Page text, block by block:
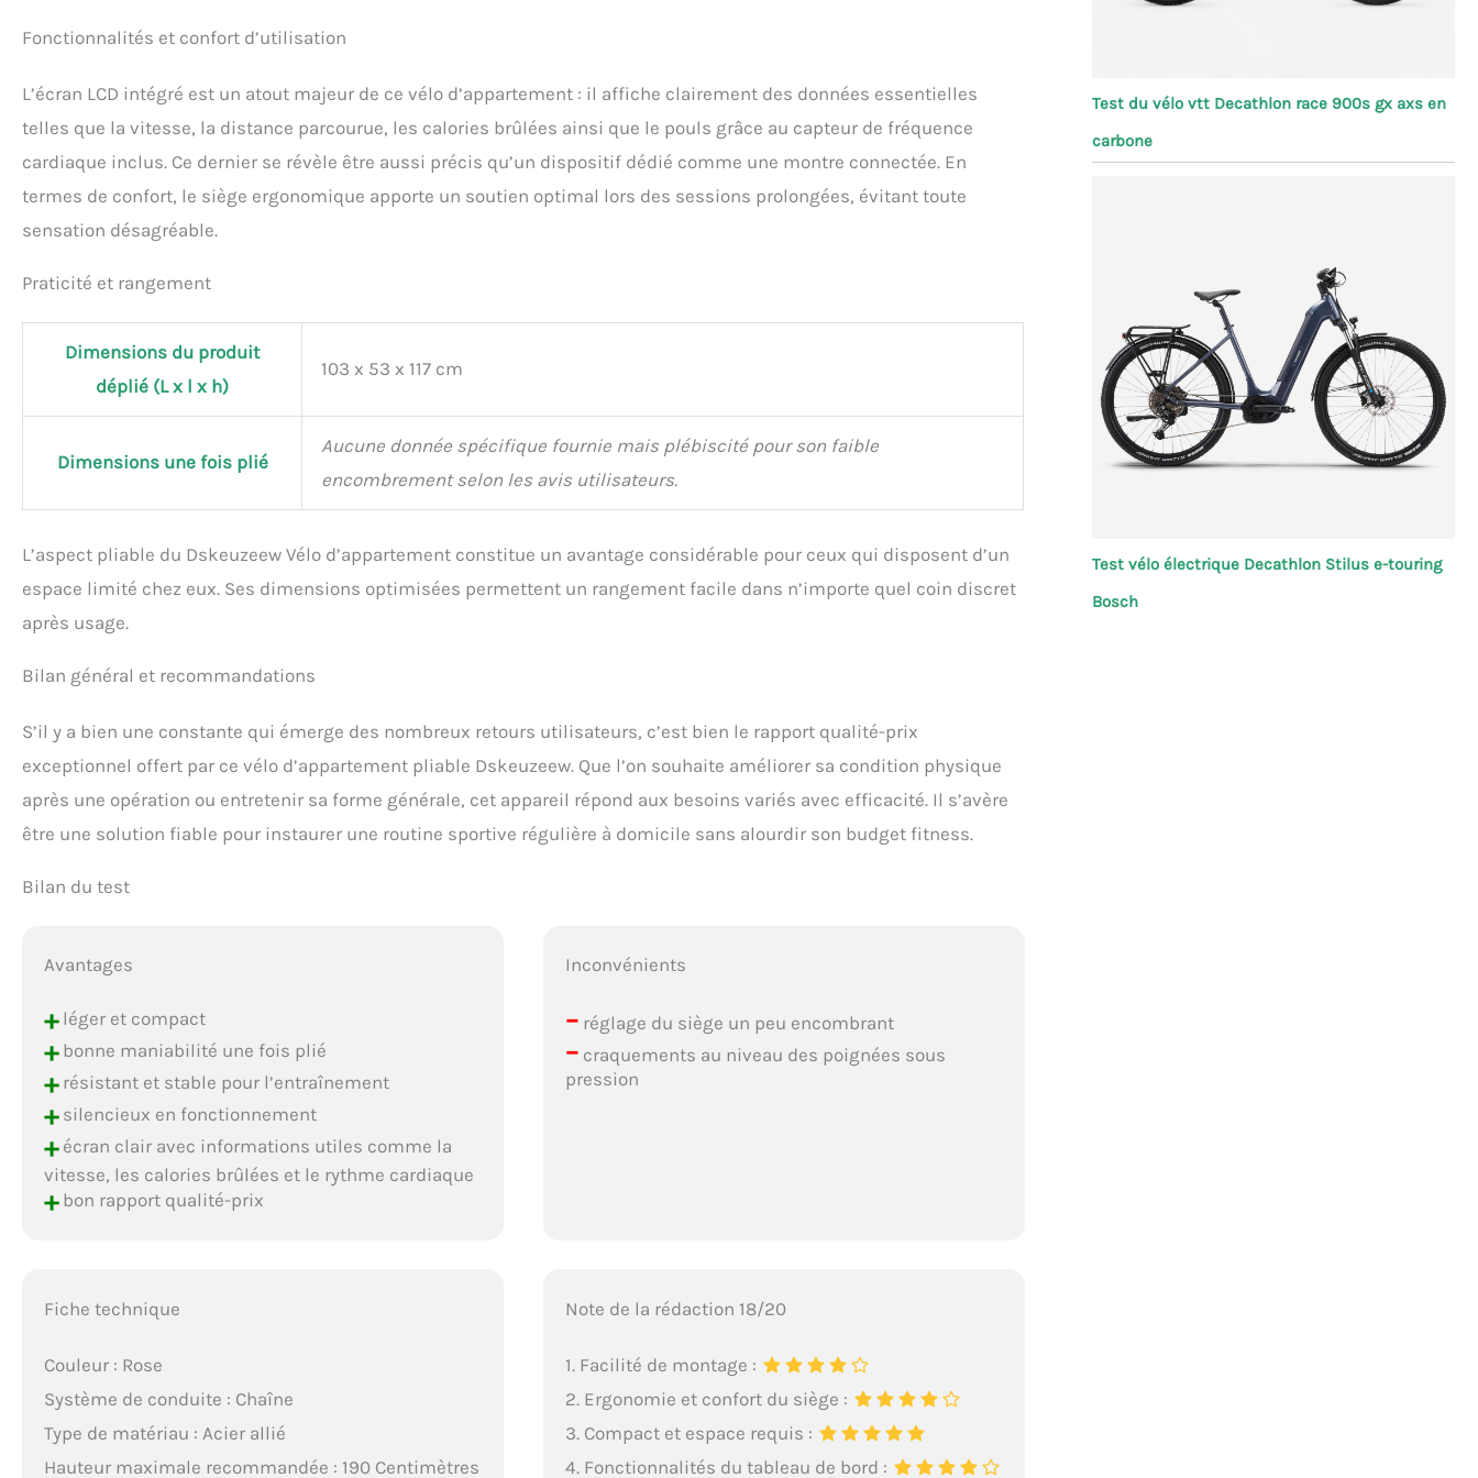
Fonctionnalités et confort d’utilisation
L’écran LCD intégré est un atout majeur de ce vélo d’appartement : il affiche clairement des données essentielles
telles que la vitesse, la distance parcourue, les calories brûlées ainsi que le pouls grâce au capteur de fréquence
cardiaque inclus. Ce dernier se révèle être aussi précis qu’un dispositif dédié comme une montre connectée. En
termes de confort, le siège ergonomique apporte un soutien optimal lors des sessions prolongées, évitant toute
sensation désagréable.
Praticité et rangement
Dimensions du produit
déplié (L x l x h)
103 x 53 x 117 cm
Dimensions une fois plié
Aucune donnée spécifique fournie mais plébiscité pour son faible
encombrement selon les avis utilisateurs.
L’aspect pliable du Dskeuzeew Vélo d’appartement constitue un avantage considérable pour ceux qui disposent d’un
espace limité chez eux. Ses dimensions optimisées permettent un rangement facile dans n’importe quel coin discret
après usage.
Bilan général et recommandations
S’il y a bien une constante qui émerge des nombreux retours utilisateurs, c’est bien le rapport qualité-prix
exceptionnel offert par ce vélo d’appartement pliable Dskeuzeew. Que l’on souhaite améliorer sa condition physique
après une opération ou entretenir sa forme générale, cet appareil répond aux besoins variés avec efficacité. Il s’avère
être une solution fiable pour instaurer une routine sportive régulière à domicile sans alourdir son budget fitness.
Bilan du test
Avantages
+léger et compact
+bonne maniabilité une fois plié
+résistant et stable pour l’entraînement
+silencieux en fonctionnement
+écran clair avec informations utiles comme la
vitesse, les calories brûlées et le rythme cardiaque
+bon rapport qualité-prix
Inconvénients
– réglage du siège un peu encombrant
– craquements au niveau des poignées sous
pression
Fiche technique
Couleur : Rose
Système de conduite : Chaîne
Type de matériau : Acier allié
Hauteur maximale recommandée : 190 Centimètres
Note de la rédaction 18/20
1. Facilité de montage :
2. Ergonomie et confort du siège :
3. Compact et espace requis :
4. Fonctionnalités du tableau de bord :
Test du vélo vtt Decathlon race 900s gx axs en
carbone
Test vélo électrique Decathlon Stilus e-touring
Bosch